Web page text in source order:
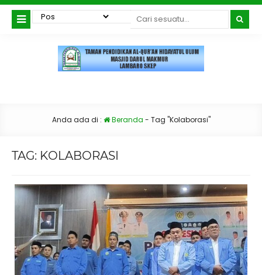
Anda ada di : Beranda - Tag "Kolaborasi"
TAG: KOLABORASI